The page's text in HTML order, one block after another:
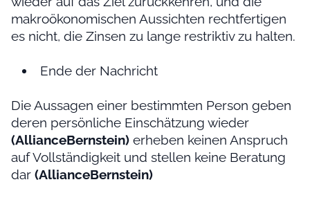
makroökonomischen Aussichten rechtfertigen
es nicht, die Zinsen zu lange restriktiv zu halten.
Ende der Nachricht
Die Aussagen einer bestimmten Person geben
deren persönliche Einschätzung wieder
(AllianceBernstein) erheben keinen Anspruch
auf Vollständigkeit und stellen keine Beratung
dar (AllianceBernstein)